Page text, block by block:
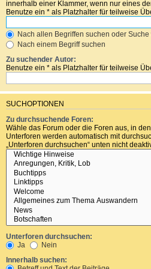
innerhalb einer Klammer, wenn nur eines
Benutze ein * als Platzhalter für teilweise
Nach allen Begriffen suchen oder
Nach einem Begriff suchen
Zu suchender Autor:
Benutze ein * als Platzhalter für teilweise
SUCHOPTIONEN
Zu durchsuchende Foren:
Wähle das Forum oder die Foren aus, in
Unterforen werden automatisch mit
„Unterforen durchsuchen“ unten nicht
Unterforen durchsuchen:
Ja
Nein
Innerhalb suchen: